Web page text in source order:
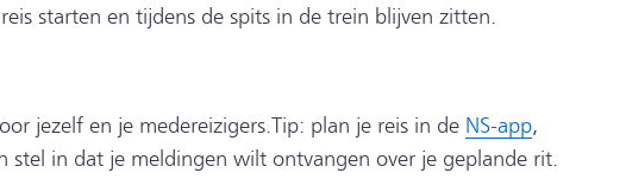
starten en tijdens de spits in de trein blijven zitten.
jezelf en je medereizigers.Tip: plan je reis in de NS-app,
stel in dat je meldingen wilt ontvangen over je geplande rit.